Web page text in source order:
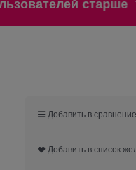
старше 18
Добавить в сравнение
Добавить в список